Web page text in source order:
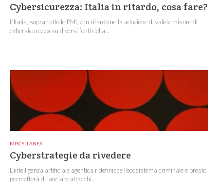
Cybersicurezza: Italia in ritardo, cosa fare?
L’Italia, soprattutto le PMI, è in ritardo nella adozione di valide misure di
cybersicurezza su diversi fonti della...
MISCELLANEA
Cyberstrategie da rivedere
L’intelligenza artificiale agentica ridefinisce l’ecosistema criminale e presto
permetterà di lanciare attacchi...